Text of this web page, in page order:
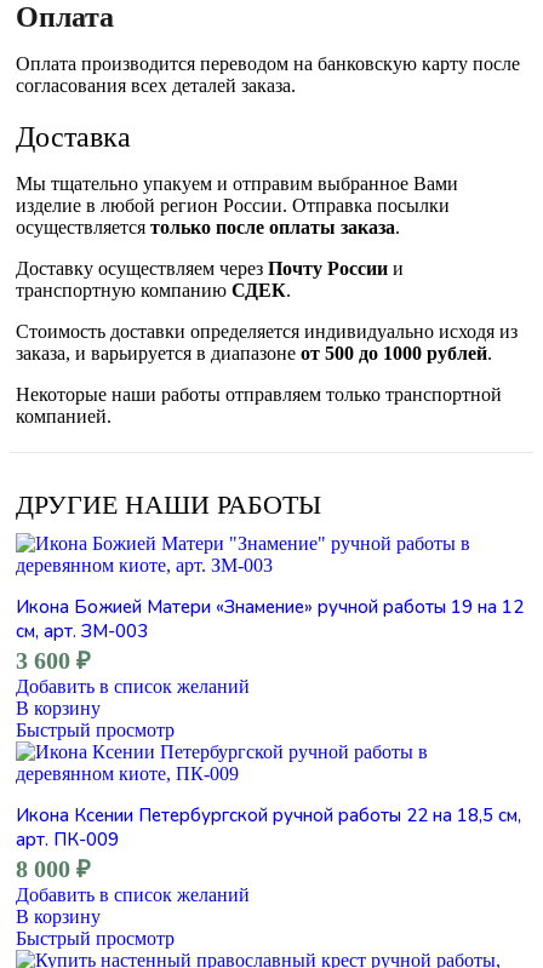
Оплата
Оплата производится переводом на банковскую карту после
согласования всех деталей заказа.
Доставка
Мы тщательно упакуем и отправим выбранное Вами
изделие в любой регион России. Отправка посылки
осуществляется только после оплаты заказа.
Доставку осуществляем через Почту России и
транспортную компанию СДЕК.
Стоимость доставки определяется индивидуально исходя из
заказа, и варьируется в диапазоне от 500 до 1000 рублей.
Некоторые наши работы отправляем только транспортной
компанией.
ДРУГИЕ НАШИ РАБОТЫ
Икона Божией Матери «Знамение» ручной работы 19 на 12
см, арт. ЗМ-003
3 600 ₽
Добавить в список желаний
В корзину
Быстрый просмотр
Икона Ксении Петербургской ручной работы 22 на 18,5 см,
арт. ПК-009
8 000 ₽
Добавить в список желаний
В корзину
Быстрый просмотр